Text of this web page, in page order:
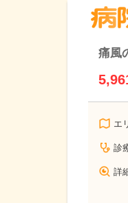
痛風
エ
診
詳